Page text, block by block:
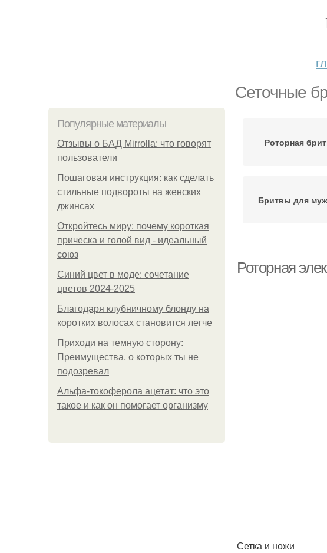
Сеточные
Популярные материалы
Отзывы о БАД Mirrolla: что говорят
пользователи
Пошаговая инструкция: как сделать
стильные подвороты на женских
джинсах
Откройтесь миру: почему короткая
прическа и голой вид - идеальный
союз
Синий цвет в моде: сочетание
цветов 2024-2025
Благодаря клубничному блонду на
коротких волосах становится легче
Приходи на темную сторону:
Преимущества, о которых ты не
подозревал
Альфа-токоферола ацетат: что это
такое и как он помогает организму
Роторная
Бритвы для
Роторная
Сетка и ножи